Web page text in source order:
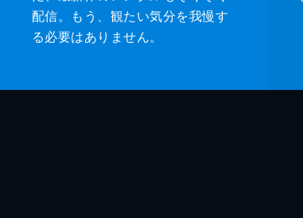
配信。もう、観たい気分を我慢す
る必要はありません。